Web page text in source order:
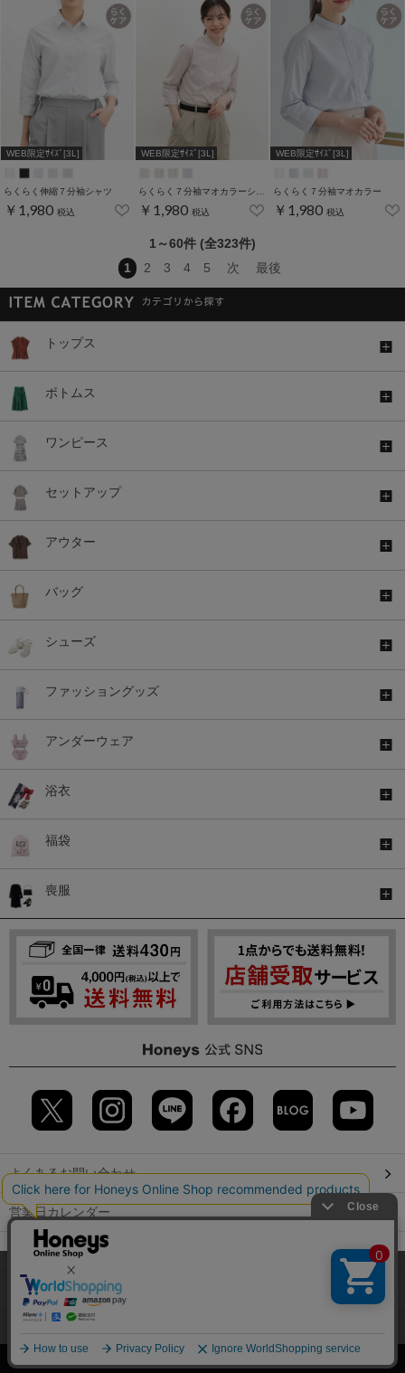
WEB限定ｻｲｽﾞ[3L]
らくらく伸縮７分袖シャツ
￥1,980 税込
WEB限定ｻｲｽﾞ[3L]
￥1,980 税込
WEB限定ｻｲｽﾞ[3L]
らくらく７分袖マオカラー
￥1,980 税込
1～60件 (全323件)
1
2 3 4 5 次 最後
トップス
ボトムス
ワンピース
セットアップ
アウター
バッグ
シューズ
ファッショングッズ
アンダーウェア
浴衣
福袋
喪服
よくあるお問い合わせ
営業日カレンダー
店舗検索
GLOBAL GUIDE（海外からご利用のお客様）
当サイトでは、サイトの利便性向上のため、クッキー(Cookie)を使
用しています。詳しくは「
」をご覧くださ
OK